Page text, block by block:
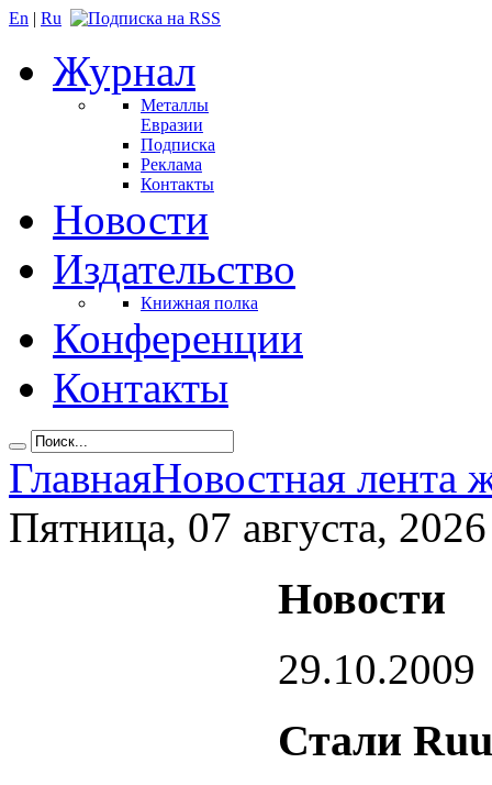
En | Ru
Журнал
Металлы
Евразии
Подписка
Реклама
Контакты
Новости
Издательство
Книжная полка
Конференции
Контакты
ГлавнаяНовостная лента
Пятница, 07 августа, 2026
Новости
29.10.2009
Стали